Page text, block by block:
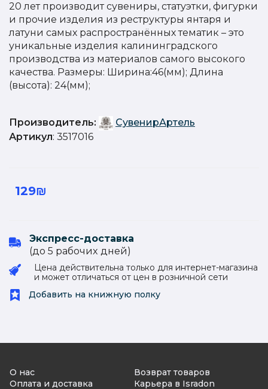
20 лет производит сувениры, статуэтки, фигурки
и прочие изделия из реструктуры янтаря и
латуни самых распространённых тематик – это
уникальные изделия калининградского
производства из материалов самого высокого
качества. Размеры: Ширина:46(мм); Длина
(высота): 24(мм);
Производитель:
СувенирАртель
Артикул: 3517016
129₪
Экспресс-доставка
(до 5 рабочиx дней)
Цена действительна только для интернет-магазина
и может отличаться от цен в розничной сети
Добавить на книжную полку
О нас
Оплата и доставка
Возврат товаров
Карьера в Isradon